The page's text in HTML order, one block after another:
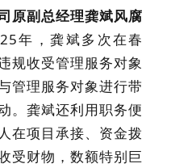
原副总经理龚斌风腐
年，龚斌多次在春
规收受管理服务对象
管理服务对象进行带
。龚斌还利用职务便
在项目承接、资金拨
受财物，数额特别巨